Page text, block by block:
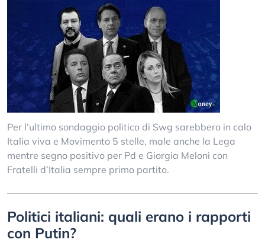
Per l’ultimo sondaggio politico di Swg sarebbero in calo
Italia viva e Movimento 5 stelle, male anche la Lega
mentre segno positivo per Pd e Giorgia Meloni con
Fratelli d’Italia sempre primo partito.
Politici italiani: quali erano i rapporti
con Putin?